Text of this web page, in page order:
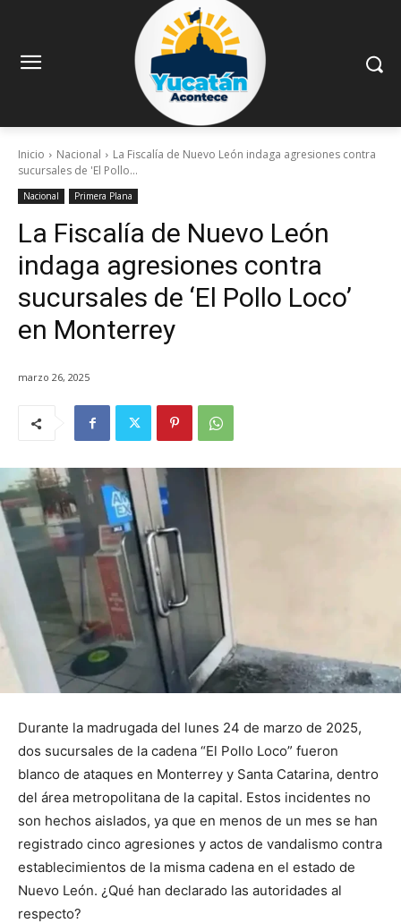
Inicio Nacional
La Fiscalía de Nuevo León indaga agresiones contra
sucursales de 'El Pollo...
Nacional Primera Plana
La Fiscalía de Nuevo León
indaga agresiones contra
sucursales de ‘El Pollo Loco’
en Monterrey
marzo 26, 2025
Durante la madrugada del lunes 24 de marzo de 2025,
dos sucursales de la cadena “El Pollo Loco” fueron
blanco de ataques en Monterrey y Santa Catarina, dentro
del área metropolitana de la capital. Estos incidentes no
son hechos aislados, ya que en menos de un mes se han
registrado cinco agresiones y actos de vandalismo contra
establecimientos de la misma cadena en el estado de
Nuevo León. ¿Qué han declarado las autoridades al
respecto?